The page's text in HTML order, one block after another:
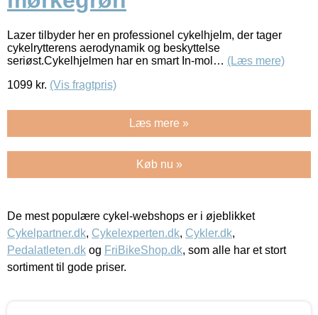
Lazer tilbyder her en professionel cykelhjelm, der tager
cykelrytterens aerodynamik og beskyttelse
seriøst.Cykelhjelmen har en smart In-mol… (Læs mere)
1099 kr. (Vis fragtpris)
Læs mere »
Køb nu »
De mest populære cykel-webshops er i øjeblikket
Cykelpartner.dk, Cykelexperten.dk, Cykler.dk,
Pedalatleten.dk og FriBikeShop.dk, som alle har et stort
sortiment til gode priser.